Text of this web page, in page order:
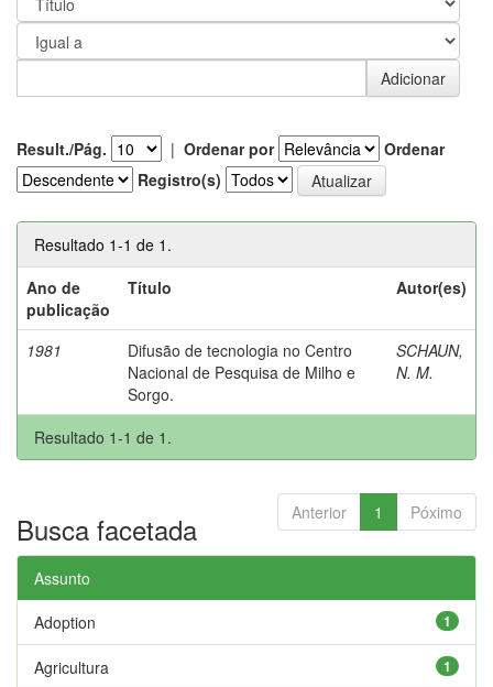
Result./Pág. | Ordenar por
Ordenar
Registro(s)
Resultado 1-1 de 1.
Ano de
publicação
Título Autor(es)
1981
Difusão de tecnologia no Centro
Nacional de Pesquisa de Milho e
Sorgo.
SCHAUN,
N. M.
Resultado 1-1 de 1.
Anterior 1 Póximo
Busca facetada
Assunto
1
Adoption
1
Agricultura